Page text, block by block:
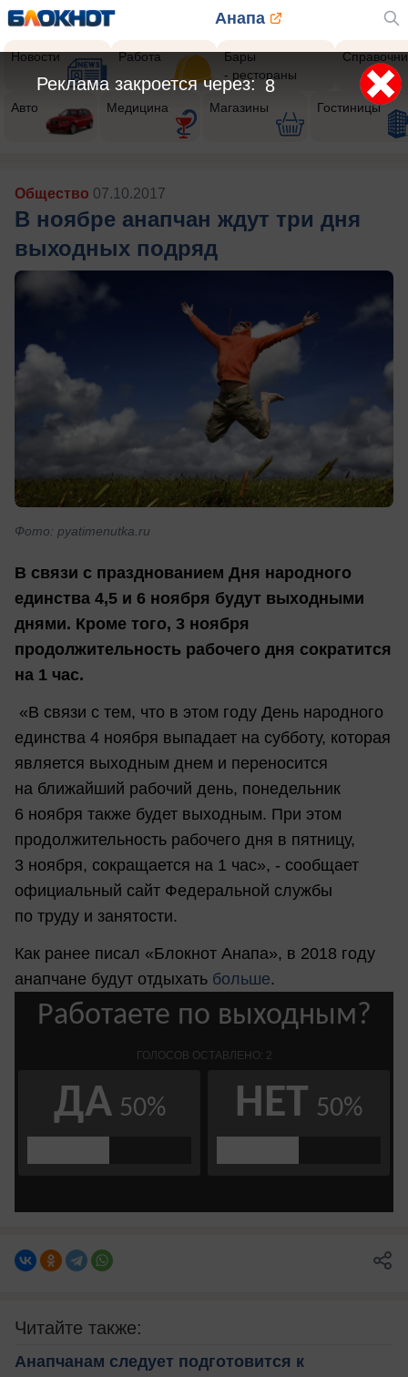
Анапа
Новости Работа
Бары
- рестораны
Авто Медицина Магазины Гостиницы
Общество 07.10.2017
В ноябре анапчан ждут три дня
выходных подряд
Фото: pyatimenutka.ru
В связи с празднованием Дня народного
единства 4,5 и 6 ноября будут выходными
днями. Кроме того, 3 ноября
продолжительность рабочего дня сократится
на 1 час.
«В связи с тем, что в этом году День народного
единства 4 ноября выпадает на субботу, которая
является выходным днем и переносится
на ближайший рабочий день, понедельник
6 ноября также будет выходным. При этом
продолжительность рабочего дня в пятницу,
3 ноября, сокращается на 1 час», - сообщает
официальный сайт Федеральной службы
по труду и занятости.
Как ранее писал «Блокнот Анапа», в 2018 году
анапчане будут отдыхать больше.
Читайте также:
Анапчанам следует подготовится к
5
Реклама закроется через: